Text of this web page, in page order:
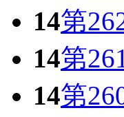
14第
14第
14第